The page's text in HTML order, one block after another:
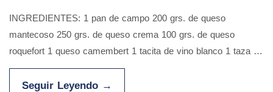
INGREDIENTES: 1 pan de campo 200 grs. de queso
mantecoso 250 grs. de queso crema 100 grs. de queso
roquefort 1 queso camembert 1 tacita de vino blanco 1 taza …
Seguir Leyendo →